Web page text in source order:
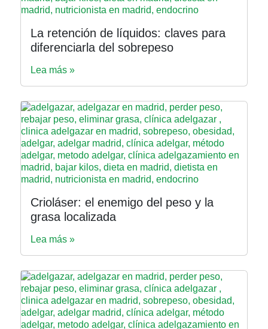
La retención de líquidos: claves para
diferenciarla del sobrepeso
Lea más »
Crioláser: el enemigo del peso y la
grasa localizada
Lea más »